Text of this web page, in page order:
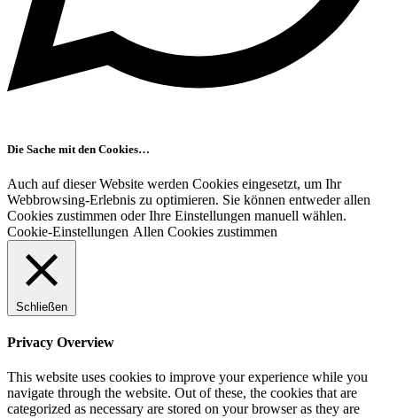
Die Sache mit den Cookies…
Auch auf dieser Website werden Cookies eingesetzt, um Ihr
Webbrowsing-Erlebnis zu optimieren. Sie können entweder allen
Cookies zustimmen oder Ihre Einstellungen manuell wählen.
Cookie-Einstellungen Allen Cookies zustimmen
Schließen
Privacy Overview
This website uses cookies to improve your experience while you
navigate through the website. Out of these, the cookies that are
categorized as necessary are stored on your browser as they are